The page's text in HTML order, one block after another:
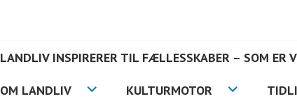
LANDLIV INSPIRERER TIL FÆLLESSKABER – SOM ER
OM LANDLIV KULTURMOTOR